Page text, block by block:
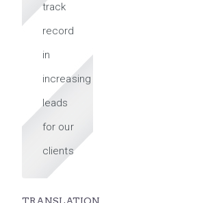
track
record
in
increasing
leads
for our
clients